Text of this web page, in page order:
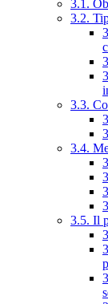
3.1.
3.2.
3.3.
3.4.
3.5. Il